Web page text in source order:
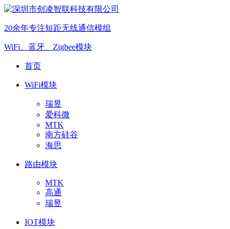
20余年专注短距无线通信模组
WiFi、蓝牙、Zigbee模块
首页
WiFi模块
瑞昱
爱科微
MTK
南方硅谷
海思
路由模块
MTK
高通
瑞昱
IOT模块